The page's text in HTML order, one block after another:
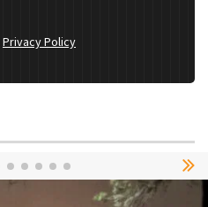
Privacy Policy